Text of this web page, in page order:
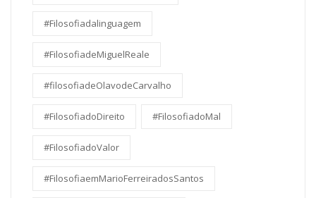
#Filosofiadalinguagem
#FilosofiadeMiguelReale
#filosofiadeOlavodeCarvalho
#FilosofiadoDireito #FilosofiadoMal
#FilosofiadoValor
#FilosofiaemMarioFerreiradosSantos